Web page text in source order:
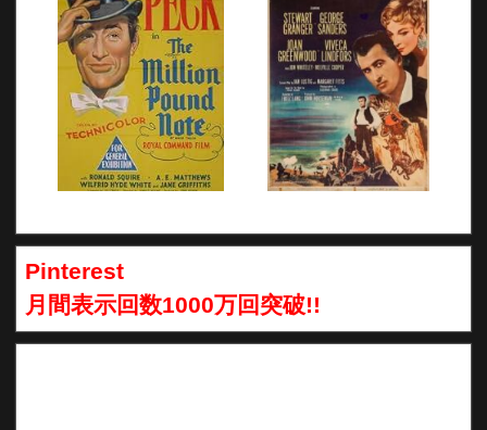
Pinterest
月間表示回数1000万回突破!!